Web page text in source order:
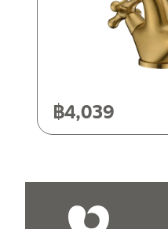
After Sales Service
Tel: 080-075-2626
Saturday 8:30-15:00 hrs.
ติดต่อ ชาญไพบูลย์ /
฿4,039